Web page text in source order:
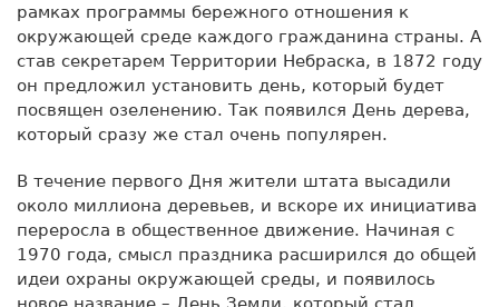
рамках программы бережного отношения к
окружающей среде каждого гражданина страны. А
став секретарем Территории Небраска, в 1872 году
он предложил установить день, который будет
посвящен озеленению. Так появился День дерева,
который сразу же стал очень популярен.
В течение первого Дня жители штата высадили
около миллиона деревьев, и вскоре их инициатива
переросла в общественное движение. Начиная с
1970 года, смысл праздника расширился до общей
идеи охраны окружающей среды, и появилось